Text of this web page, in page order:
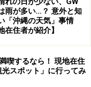
つなプチ梅雨
が見学できる （C）
雨が多い…？ 意外と知
「沖縄の天気」事情
在住者が紹介】
喫するなら！ 現地在住
スポット」に行ってみ